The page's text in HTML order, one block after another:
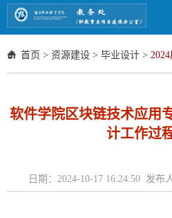
首页 > 资源建设 > 毕业设计 >
软件学院区块链技术应用
计工作过
日期：2024-10-17 16:24:50 发布